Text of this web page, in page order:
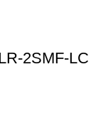
2SMF-LC